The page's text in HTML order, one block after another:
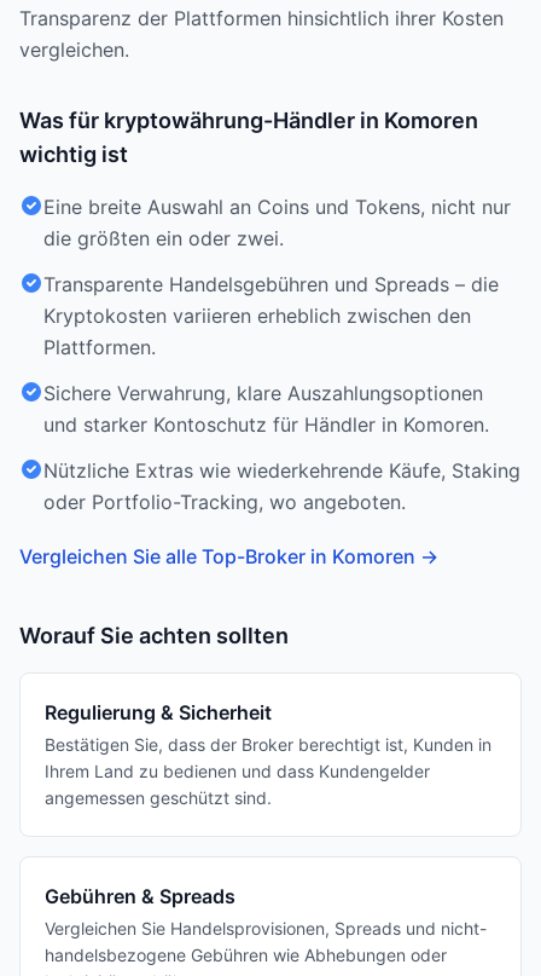
Transparenz der Plattformen hinsichtlich ihrer Kosten
vergleichen.
Was für kryptowährung-Händler in Komoren
wichtig ist
Eine breite Auswahl an Coins und Tokens, nicht nur
die größten ein oder zwei.
Transparente Handelsgebühren und Spreads – die
Kryptokosten variieren erheblich zwischen den
Plattformen.
Sichere Verwahrung, klare Auszahlungsoptionen
und starker Kontoschutz für Händler in Komoren.
Nützliche Extras wie wiederkehrende Käufe, Staking
oder Portfolio-Tracking, wo angeboten.
Vergleichen Sie alle Top-Broker in Komoren →
Worauf Sie achten sollten
Regulierung & Sicherheit
Bestätigen Sie, dass der Broker berechtigt ist, Kunden in
Ihrem Land zu bedienen und dass Kundengelder
angemessen geschützt sind.
Gebühren & Spreads
Vergleichen Sie Handelsprovisionen, Spreads und nicht-
handelsbezogene Gebühren wie Abhebungen oder